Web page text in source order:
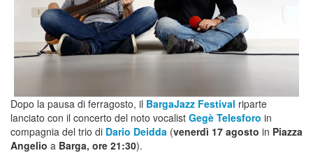
Dopo la pausa di ferragosto, il BargaJazz Festival riparte
lanciato con il concerto del noto vocalist Gegè Telesforo in
compagnia del trio di Dario Deidda (venerdì 17 agosto in Piazza
Angelio a Barga, ore 21:30).